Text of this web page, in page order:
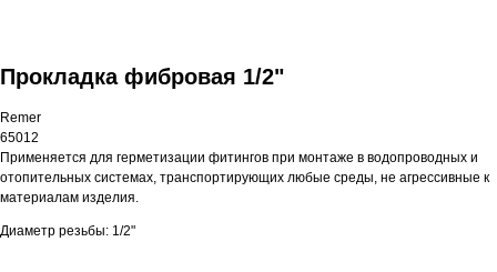
Прокладка фибровая 1/2"
Remer
65012
Применяется для герметизации фитингов при монтаже в водопроводных и
отопительных системах, транспортирующих любые среды, не агрессивные к
материалам изделия.
Диаметр резьбы: 1/2"